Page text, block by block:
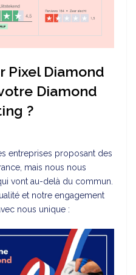
Pixel Diamond
Diamond
?
entreprises proposant des
mais nous nous
vont au-delà du commun.
et notre engagement
nous unique :